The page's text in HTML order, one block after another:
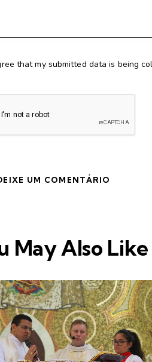
that my submitted data is being
May Also Like